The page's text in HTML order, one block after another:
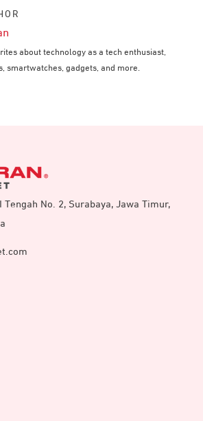
about technology as a tech enthusiast,
smartwatches, gadgets, and more.
Tengah No. 2, Surabaya, Jawa Timur,